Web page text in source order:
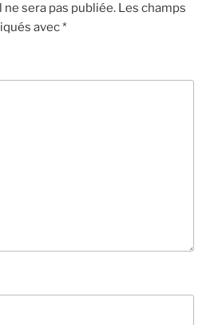
sera pas publiée. Les champs
avec*